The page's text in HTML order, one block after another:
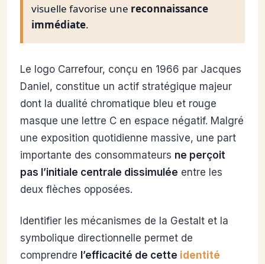
visuelle favorise une reconnaissance
immédiate.
Le logo Carrefour, conçu en 1966 par Jacques
Daniel, constitue un actif stratégique majeur
dont la dualité chromatique bleu et rouge
masque une lettre C en espace négatif. Malgré
une exposition quotidienne massive, une part
importante des consommateurs ne perçoit
pas l’initiale centrale dissimulée entre les
deux flèches opposées.
Identifier les mécanismes de la Gestalt et la
symbolique directionnelle permet de
comprendre l’efficacité de cette identité